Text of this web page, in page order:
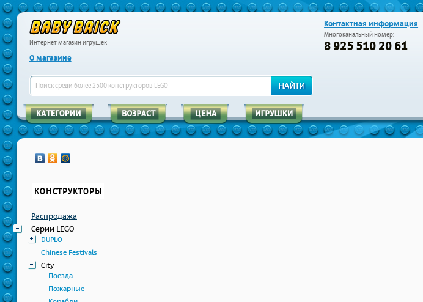
Интернет магазин игрушек
О магазине
Контактная информация
Многоканальный номер:
8 925 510 20 61
КОНСТРУКТОРЫ
Распродажа
Серии LEGO
DUPLO
Chinese Festivals
City
Поезда
Пожарные